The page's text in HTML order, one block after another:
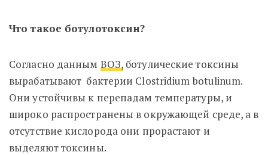
Что такое ботулотоксин?
Согласно данным ВОЗ, ботулические токсины
вырабатывают бактерии Clostridium botulinum.
Они устойчивы к перепадам температуры, и
широко распространены в окружающей среде, а в
отсутствие кислорода они прорастают и
выделяют токсины.